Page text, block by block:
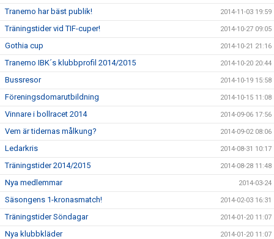
Tranemo har bäst publik! 2014-11-03 19:59
Träningstider vid TIF-cuper! 2014-10-27 09:05
Gothia cup 2014-10-21 21:16
Tranemo IBK´s klubbprofil 2014/2015 2014-10-20 20:44
Bussresor 2014-10-19 15:58
Föreningsdomarutbildning 2014-10-15 11:08
Vinnare i bollracet 2014 2014-09-06 17:56
Vem är tidernas målkung? 2014-09-02 08:06
Ledarkris 2014-08-31 10:17
Träningstider 2014/2015 2014-08-28 11:48
Nya medlemmar 2014-03-24
Säsongens 1-kronasmatch! 2014-02-03 16:31
Träningstider Söndagar 2014-01-20 11:07
Nya klubbkläder 2014-01-20 11:07